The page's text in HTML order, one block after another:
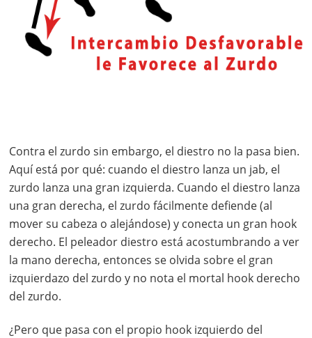
Contra el zurdo sin embargo, el diestro no la pasa bien.
Aquí está por qué: cuando el diestro lanza un jab, el
zurdo lanza una gran izquierda. Cuando el diestro lanza
una gran derecha, el zurdo fácilmente defiende (al
mover su cabeza o alejándose) y conecta un gran hook
derecho. El peleador diestro está acostumbrando a ver
la mano derecha, entonces se olvida sobre el gran
izquierdazo del zurdo y no nota el mortal hook derecho
del zurdo.
¿Pero que pasa con el propio hook izquierdo del